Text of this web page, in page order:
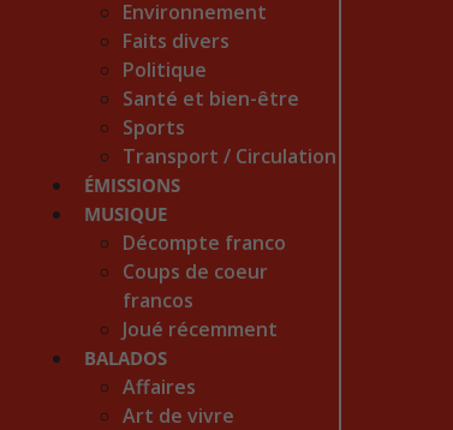
Environnement
Faits divers
Politique
Santé et bien-être
Sports
Transport / Circulation
ÉMISSIONS
MUSIQUE
Décompte franco
Coups de coeur
francos
Joué récemment
BALADOS
Affaires
Art de vivre